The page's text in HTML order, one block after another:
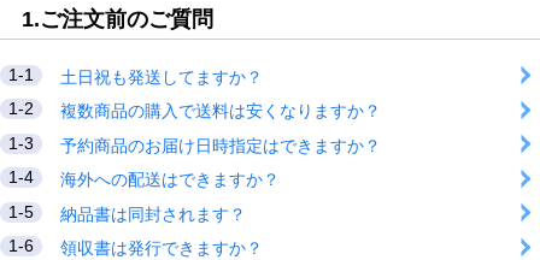
1.ご注文前のご質問
1-1
土日祝も発送してますか？
1-2
複数商品の購入で送料は安くなりますか？
1-3
予約商品のお届け日時指定はできますか？
1-4
海外への配送はできますか？
1-5
納品書は同封されます？
1-6
領収書は発行できますか？